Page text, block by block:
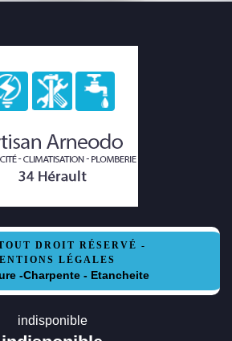
DROIT RÉSERVÉ -
LÉGALES
-Charpente - Etancheite
indisponible